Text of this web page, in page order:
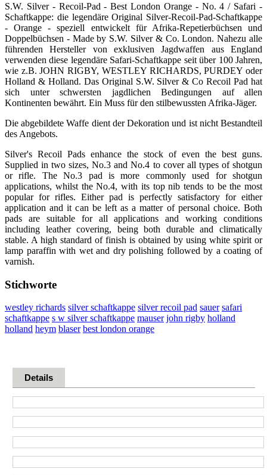
Details
S.W. Silver - Recoil-Pad - Best London Orange - No. 4 / Safari -
Schaftkappe: die legendäre Original Silver-Recoil-Pad-Schaftkappe
- Orange - speziell entwickelt für Afrika-Repetierbüchsen und
Doppelbüchsen - Made by S.W. Silver & Co. London. Nahezu alle
führenden Hersteller von exklusiven Jagdwaffen aus England
verwenden diese legendäre Safari-Schaftkappe seit über 100 Jahren,
wie z.B. JOHN RIGBY, WESTLEY RICHARDS, PURDEY oder
Holland & Holland. Das Original S.W. Silver & Co Recoil Pad hat
sich unter schwersten jagdlichen Bedingungen auf allen
Kontinenten bewährt. Ein Muss für den stilbewussten Afrika-Jäger.
Die abgebildete Waffe dient der Dekoration und ist nicht Bestandteil
des Angebots.
Silver's Recoil Pads enhance the stock of even the best guns.
Supplied in two sizes, No.3 and No.4 to cover all types of shotgun
or rifle. The No.3 pad is more commonly used for shotgun
applications, whilst the No.4, with its top nib tends to be the most
popular for rifles. Either pad is perfectly satisfactory for either
application and it can be left as a matter of personal choice. Both
pads are suitable for all applications and working conditions
including leather covering, being both durable and climatically
stable. A high standard of finish is obtained by using white spirit or
lamp paraffin with wet and dry polishing followed by a coating of
varnish.
Stichworte
westley richards silver schaftkappe silver recoil pad sauer safari
schaftkappe s w silver schaftkappe mauser john rigby holland
holland heym blaser best london orange